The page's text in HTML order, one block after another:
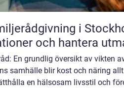
i
och hantera
En grundlig översikt av vikten
samhälle blir kost och näring
en hälsosam livsstil och